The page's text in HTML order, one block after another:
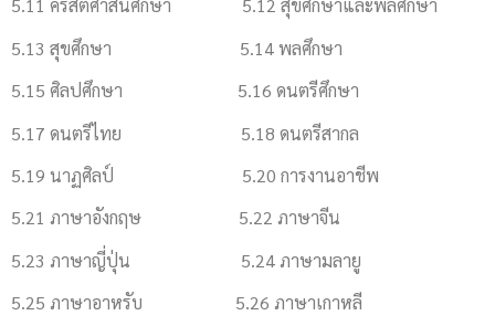
5.11 คริสตศาสนศึกษา 5.12 สุขศึกษาและพลศึกษา
5.13 สุขศึกษา 5.14 พลศึกษา
5.15 ศิลปศึกษา 5.16 ดนตรีศึกษา
5.17 ดนตรีไทย 5.18 ดนตรีสากล
5.19 นาฏศิลป์ 5.20 การงานอาชีพ
5.21 ภาษาอังกฤษ 5.22 ภาษาจีน
5.23 ภาษาญี่ปุ่น 5.24 ภาษามลายู
5.25 ภาษาอาหรับ 5.26 ภาษาเกาหลี